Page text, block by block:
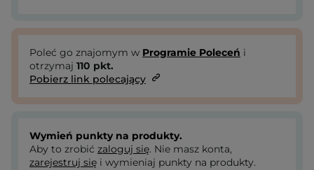
Poleć go znajomym w Programie Poleceń i
otrzymaj 110 pkt.
Pobierz link polecający
Wymień punkty na produkty.
Aby to zrobić zaloguj się. Nie masz konta,
zarejestruj się i wymieniaj punkty na produkty.